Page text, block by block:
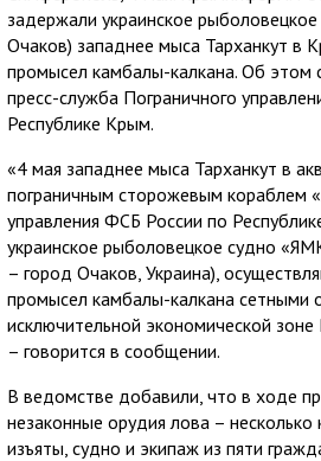
задержали украинское
Очаков) западнее мыса Тарханкут в
промысел камбалы-калкана. Об этом
пресс-служба Пограничного
Республике Крым.
«4 мая западнее мыса Тарханкут в
пограничным сторожевым кораблем
управления ФСБ России по
украинское рыболовецкое судно
– город Очаков, Украина),
промысел камбалы-калкана сетными
исключительной экономической
– говорится в сообщении.
В ведомстве добавили, что в ходе
незаконные орудия лова –
изъяты, судно и экипаж из пяти